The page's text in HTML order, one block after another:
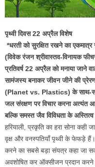
पृथ्वी दिवस 22 अप्रैल विशेष
*धरती को सुरक्षित रखने का एकमात्र
(विवेक रंजन श्रीवास्तव-विनायक
प्रतिवर्ष 22 अप्रैल को मनाया जाने
सामंजस्य बनाकर जीवन जीने की
(Planet vs. Plastics) के साथ-
जल संरक्षण पर विचार करना अत्यंत
बल्कि समस्त जैव विविधता के
हरियाली, प्रकृति का हरा सोना कही
वृक्ष और वनस्पतियाँ पृथ्वी के फेफड़े
करने का सबसे बड़ा संयत्र कहा जा
अवशोषित कर ऑक्सीजन प्रदान करने